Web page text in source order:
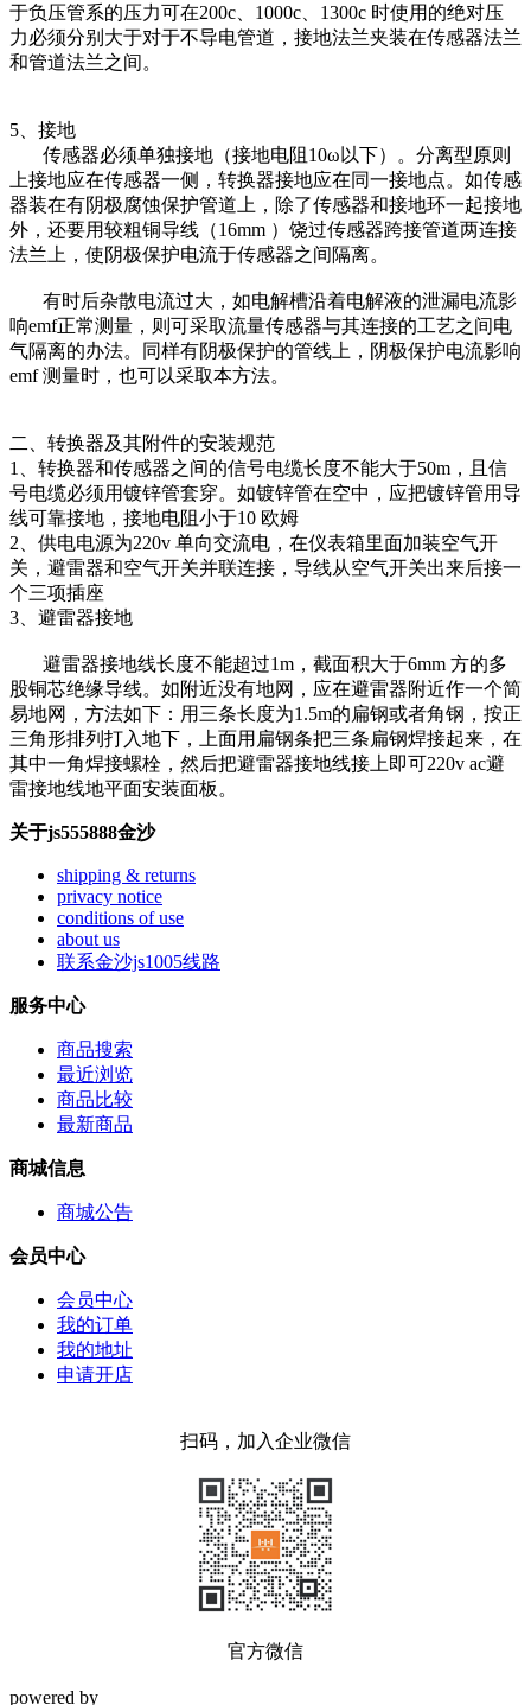
于负压管系的压力可在200c、1000c、1300c 时使用的绝对压
力必须分别大于对于不导电管道，接地法兰夹装在传感器法兰
和管道法兰之间。
5、接地
传感器必须单独接地（接地电阻10ω以下）。分离型原则
上接地应在传感器一侧，转换器接地应在同一接地点。如传感
器装在有阴极腐蚀保护管道上，除了传感器和接地环一起接地
外，还要用较粗铜导线（16mm ）饶过传感器跨接管道两连接
法兰上，使阴极保护电流于传感器之间隔离。
有时后杂散电流过大，如电解槽沿着电解液的泄漏电流影
响emf正常测量，则可采取流量传感器与其连接的工艺之间电
气隔离的办法。同样有阴极保护的管线上，阴极保护电流影响
emf 测量时，也可以采取本方法。
二、转换器及其附件的安装规范
1、转换器和传感器之间的信号电缆长度不能大于50m，且信
号电缆必须用镀锌管套穿。如镀锌管在空中，应把镀锌管用导
线可靠接地，接地电阻小于10 欧姆
2、供电电源为220v 单向交流电，在仪表箱里面加装空气开
关，避雷器和空气开关并联连接，导线从空气开关出来后接一
个三项插座
3、避雷器接地
避雷器接地线长度不能超过1m，截面积大于6mm 方的多
股铜芯绝缘导线。如附近没有地网，应在避雷器附近作一个简
易地网，方法如下：用三条长度为1.5m的扁钢或者角钢，按正
三角形排列打入地下，上面用扁钢条把三条扁钢焊接起来，在
其中一角焊接螺栓，然后把避雷器接地线接上即可220v ac避
雷接地线地平面安装面板。
关于js555888金沙
shipping & returns
privacy notice
conditions of use
about us
联系金沙js1005线路
服务中心
商品搜索
最近浏览
商品比较
最新商品
商城信息
商城公告
会员中心
会员中心
我的订单
我的地址
申请开店
扫码，加入企业微信
官方微信
powered by